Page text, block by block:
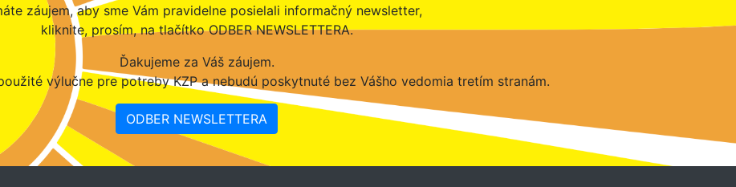
záujem, aby sme Vám pravidelne posielali informačný newsletter,
kliknite, prosím, na tlačítko ODBER NEWSLETTERA.
Ďakujeme za Váš záujem.
výlučne pre potreby KZP a nebudú poskytnuté bez Vášho vedomia tretím stranám.
ODBER NEWSLETTERA